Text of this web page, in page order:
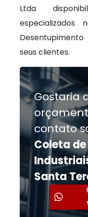
Ltda
especializados
seus clientes.
Gostaria
contato
Coleta
Santa